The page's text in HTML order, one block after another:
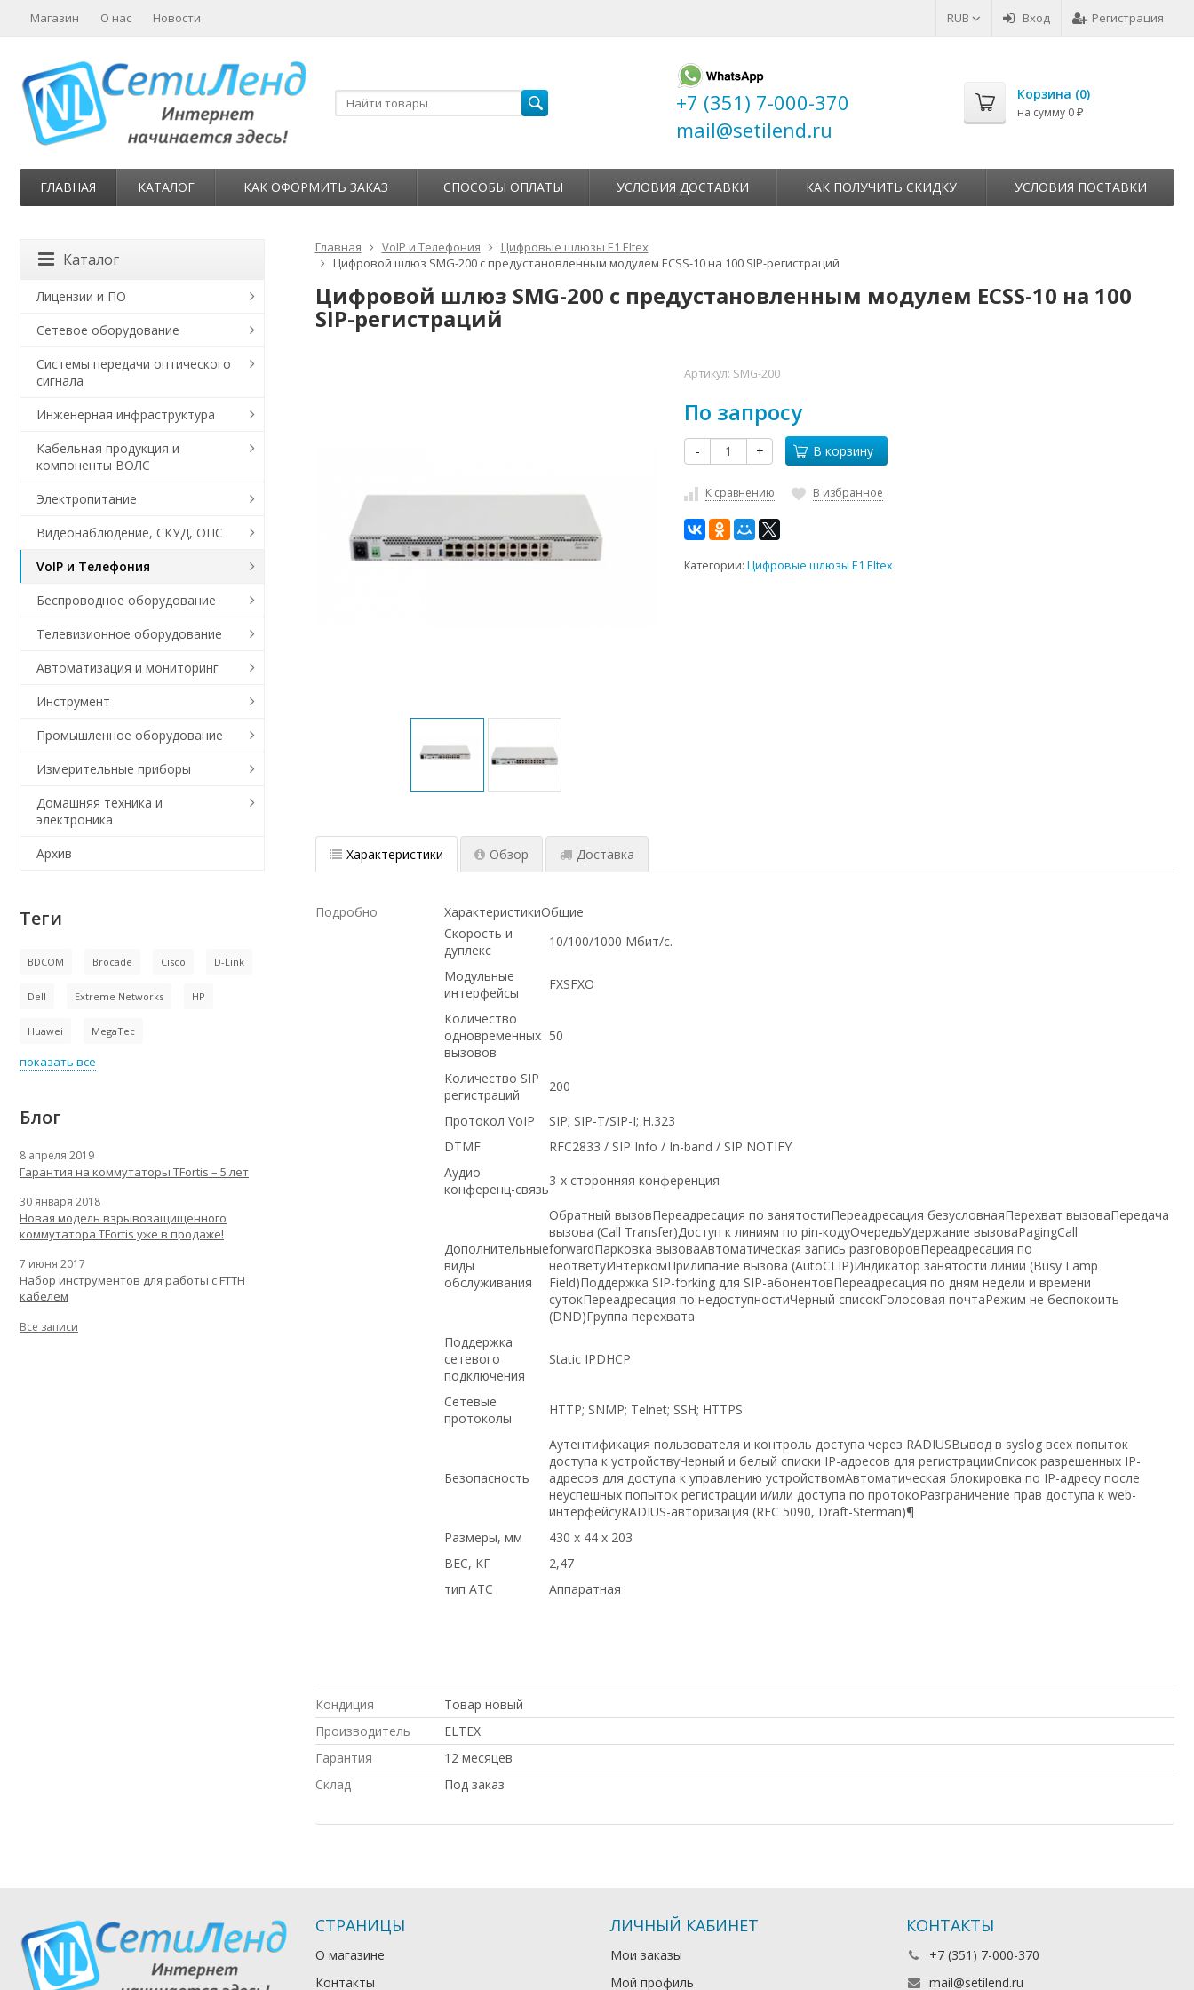
RUB Вход Регистрация
Магазин О нас Новости
+7 (351) 7-000-370
mail@setilend.ru
Корзина (0)
на сумму 0 ₽
ГЛАВНАЯ КАТАЛОГ КАК ОФОРМИТЬ ЗАКАЗ СПОСОБЫ ОПЛАТЫ УСЛОВИЯ ДОСТАВКИ КАК ПОЛУЧИТЬ СКИДКУ УСЛОВИЯ ПОСТАВКИ
Главная VoIP и Телефония
Цифровые шлюзы E1 Eltex
Цифровой шлюз SMG-200 с предустановленным модулем ECSS-10 на 100 SIP-регистраций
Цифровой шлюз SMG-200 с предустановленным модулем ECSS-10 на 100
SIP-регистраций
Артикул: SMG-200
По запросу
- + В корзину
К сравнению В избранное
Категории:Цифровые шлюзы E1 Eltex
Характеристики Обзор Доставка
Подробно
ХарактеристикиОбщие
Скорость и
дуплекс
10/100/1000 Мбит/c.
Модульные
интерфейсы
FXSFXO
Количество
одновременных
вызовов
50
Количество SIP
регистраций
200
Протокол VoIP
SIP; SIP-T/SIP-I; H.323
DTMF
RFC2833 / SIP Info / In-band / SIP NOTIFY
Аудио
конференц-связь
3-х сторонняя конференция
Дополнительные
виды
обслуживания
Обратный вызовПереадресация по занятостиПереадресация безусловнаяПерехват вызоваПередача
вызова (Call Transfer)Доступ к линиям по pin-кодуОчередьУдержание вызоваPagingCall
forwardПарковка вызоваАвтоматическая запись разговоровПереадресация по
неответуИнтеркомПрилипание вызова (AutoCLIP)Индикатор занятости линии (Busy Lamp
Field)Поддержка SIP-forking для SIP-абонентовПереадресация по дням недели и времени
сутокПереадресация по недоступностиЧерный списокГолосовая почтаРежим не беспокоить
(DND)Группа перехвата
Поддержка
сетевого
подключения
Static IPDHCP
Сетевые
протоколы
HTTP; SNMP; Telnet; SSH; HTTPS
Безопасность
Аутентификация пользователя и контроль доступа через RADIUSВывод в syslog всех попыток
доступа к устройствуЧерный и белый списки IP-адресов для регистрацииСписок разрешенных IP-
адресов для доступа к управлению устройствомАвтоматическая блокировка по IP-адресу после
неуспешных попыток регистрации и/или доступа по протокоРазграничение прав доступа к web-
интерфейсуRADIUS-авторизация (RFC 5090, Draft-Sterman)¶
Размеры, мм
430 х 44 х 203
ВЕС, КГ
2,47
тип АТС
Аппаратная
Кондиция
Товар новый
Производитель
ELTEX
Гарантия
12 месяцев
Склад
Под заказ
Каталог
Лицензии и ПО
Сетевое оборудование
Системы передачи оптического
сигнала
Инженерная инфраструктура
Кабельная продукция и
компоненты ВОЛС
Электропитание
Видеонаблюдение, СКУД, ОПС
VoIP и Телефония
Беспроводное оборудование
Телевизионное оборудование
Автоматизация и мониторинг
Инструмент
Промышленное оборудование
Измерительные приборы
Домашняя техника и
электроника
Архив
Теги
BDCOM Brocade Cisco D-Link
Dell Extreme Networks HP
Huawei MegaTec
показать все
Блог
8 апреля 2019
Гарантия на коммутаторы TFortis – 5 лет
30 января 2018
Новая модель взрывозащищенного
коммутатора TFortis уже в продаже!
7 июня 2017
Набор инструментов для работы с FTTH
кабелем
Все записи
СТРАНИЦЫ
О магазине
Контакты
ЛИЧНЫЙ КАБИНЕТ
Мои заказы
Мой профиль
КОНТАКТЫ
+7 (351) 7-000-370
mail@setilend.ru